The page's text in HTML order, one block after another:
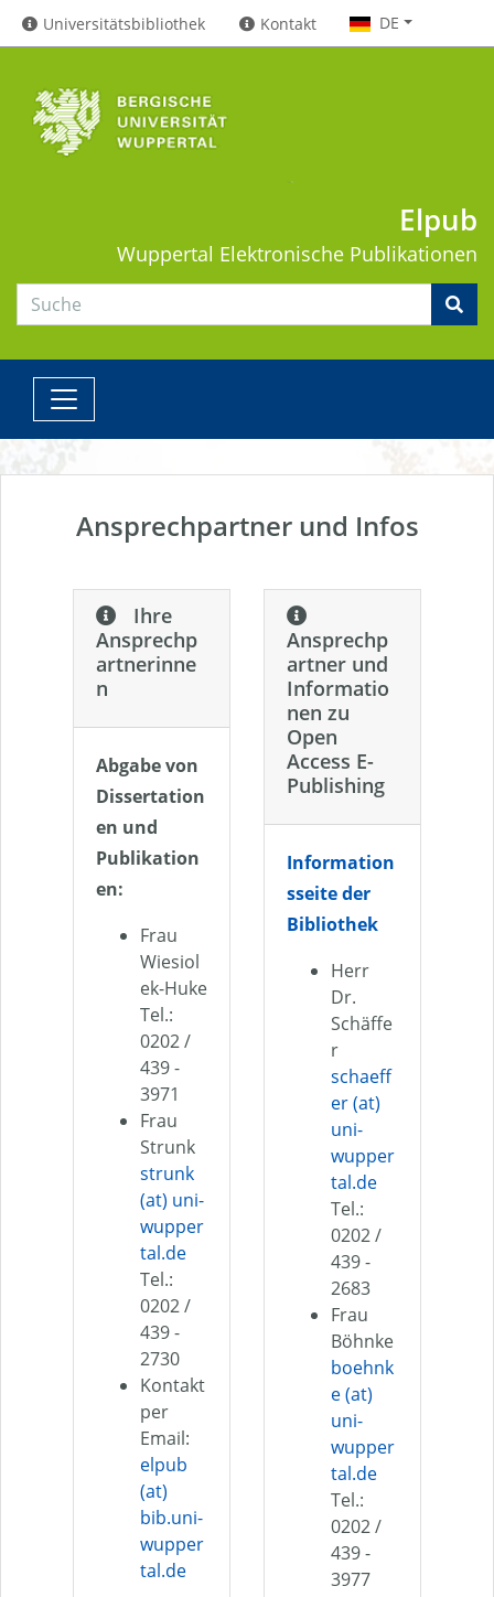
Universitätsbibliothek Kontakt DE
Elpub
Wuppertal Elektronische Publikationen
Ansprechpartner und Infos
Ihre
Ansprechp
artnerinne
n
Abgabe von
Dissertation
en und
Publikation
en:
Frau
Wiesiol
ek-Huke
Tel.:
0202 /
439 -
3971
Frau
Strunk
strunk
(at) uni-
wupper
tal.de
Tel.:
0202 /
439 -
2730
Kontakt
per
Email:
elpub
(at)
bib.uni-
wupper
tal.de
Ansprechp
artner und
Informatio
nen zu
Open
Access E-
Publishing
Information
sseite der
Bibliothek
Herr
Dr.
Schäffe
r
schaeff
er (at)
uni-
wupper
tal.de
Tel.:
0202 /
439 -
2683
Frau
Böhnke
boehnk
e (at)
uni-
wupper
tal.de
Tel.:
0202 /
439 -
3977